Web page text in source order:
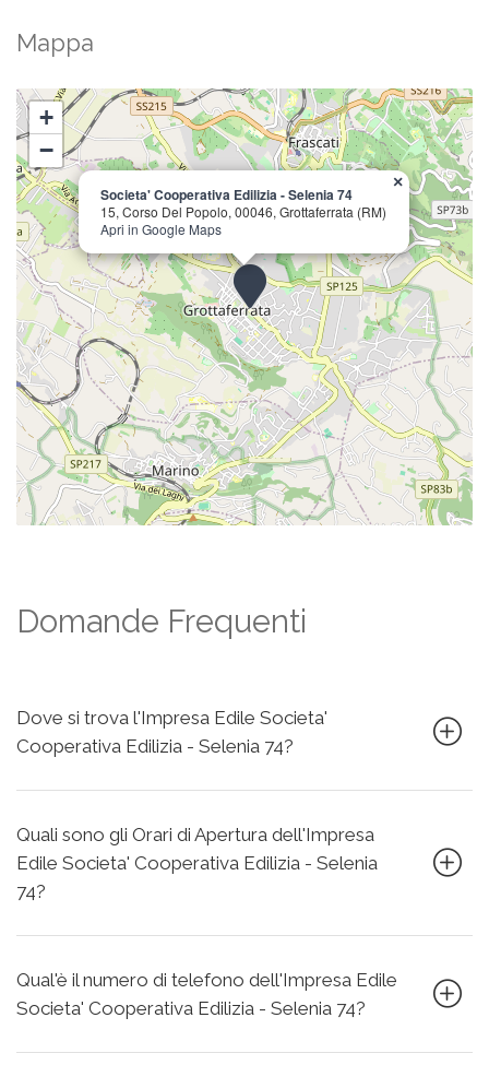
Mappa
Societa' Cooperativa Edilizia - Selenia 74
15, Corso Del Popolo, 00046, Grottaferrata (RM)
Apri in Google Maps
×
+
−
Domande Frequenti
Dove si trova l'Impresa Edile Societa'
Cooperativa Edilizia - Selenia 74?
Quali sono gli Orari di Apertura dell'Impresa
Edile Societa' Cooperativa Edilizia - Selenia
74?
Qual'è il numero di telefono dell'Impresa Edile
Societa' Cooperativa Edilizia - Selenia 74?